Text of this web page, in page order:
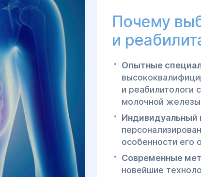
Почему
и
Опытные
и реабилитологи
молочной
Индивидуальный
особенности его
Современные
новейшие